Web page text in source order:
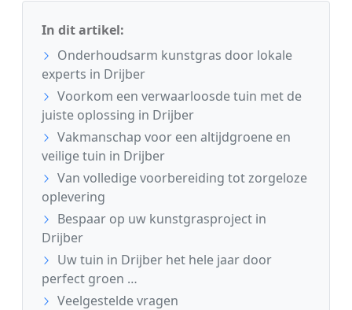
In dit artikel:
Onderhoudsarm kunstgras door lokale
experts in Drijber
Voorkom een verwaarloosde tuin met de
juiste oplossing in Drijber
Vakmanschap voor een altijdgroene en
veilige tuin in Drijber
Van volledige voorbereiding tot zorgeloze
oplevering
Bespaar op uw kunstgrasproject in
Drijber
Uw tuin in Drijber het hele jaar door
perfect groen …
Veelgestelde vragen